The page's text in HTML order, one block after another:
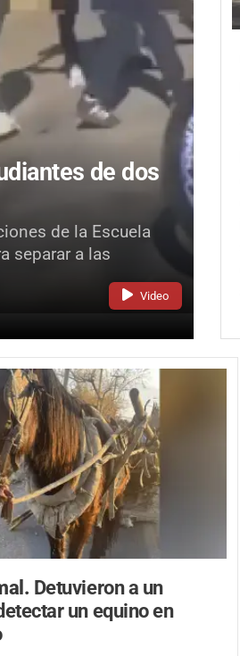
Video
de dos
de la Escuela
separar a las
Detuvieron a un
un equino en